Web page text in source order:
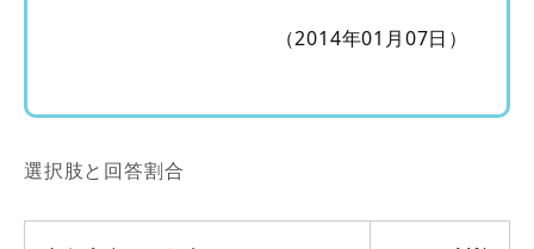
（2014年01月07日）
選択肢と回答割合